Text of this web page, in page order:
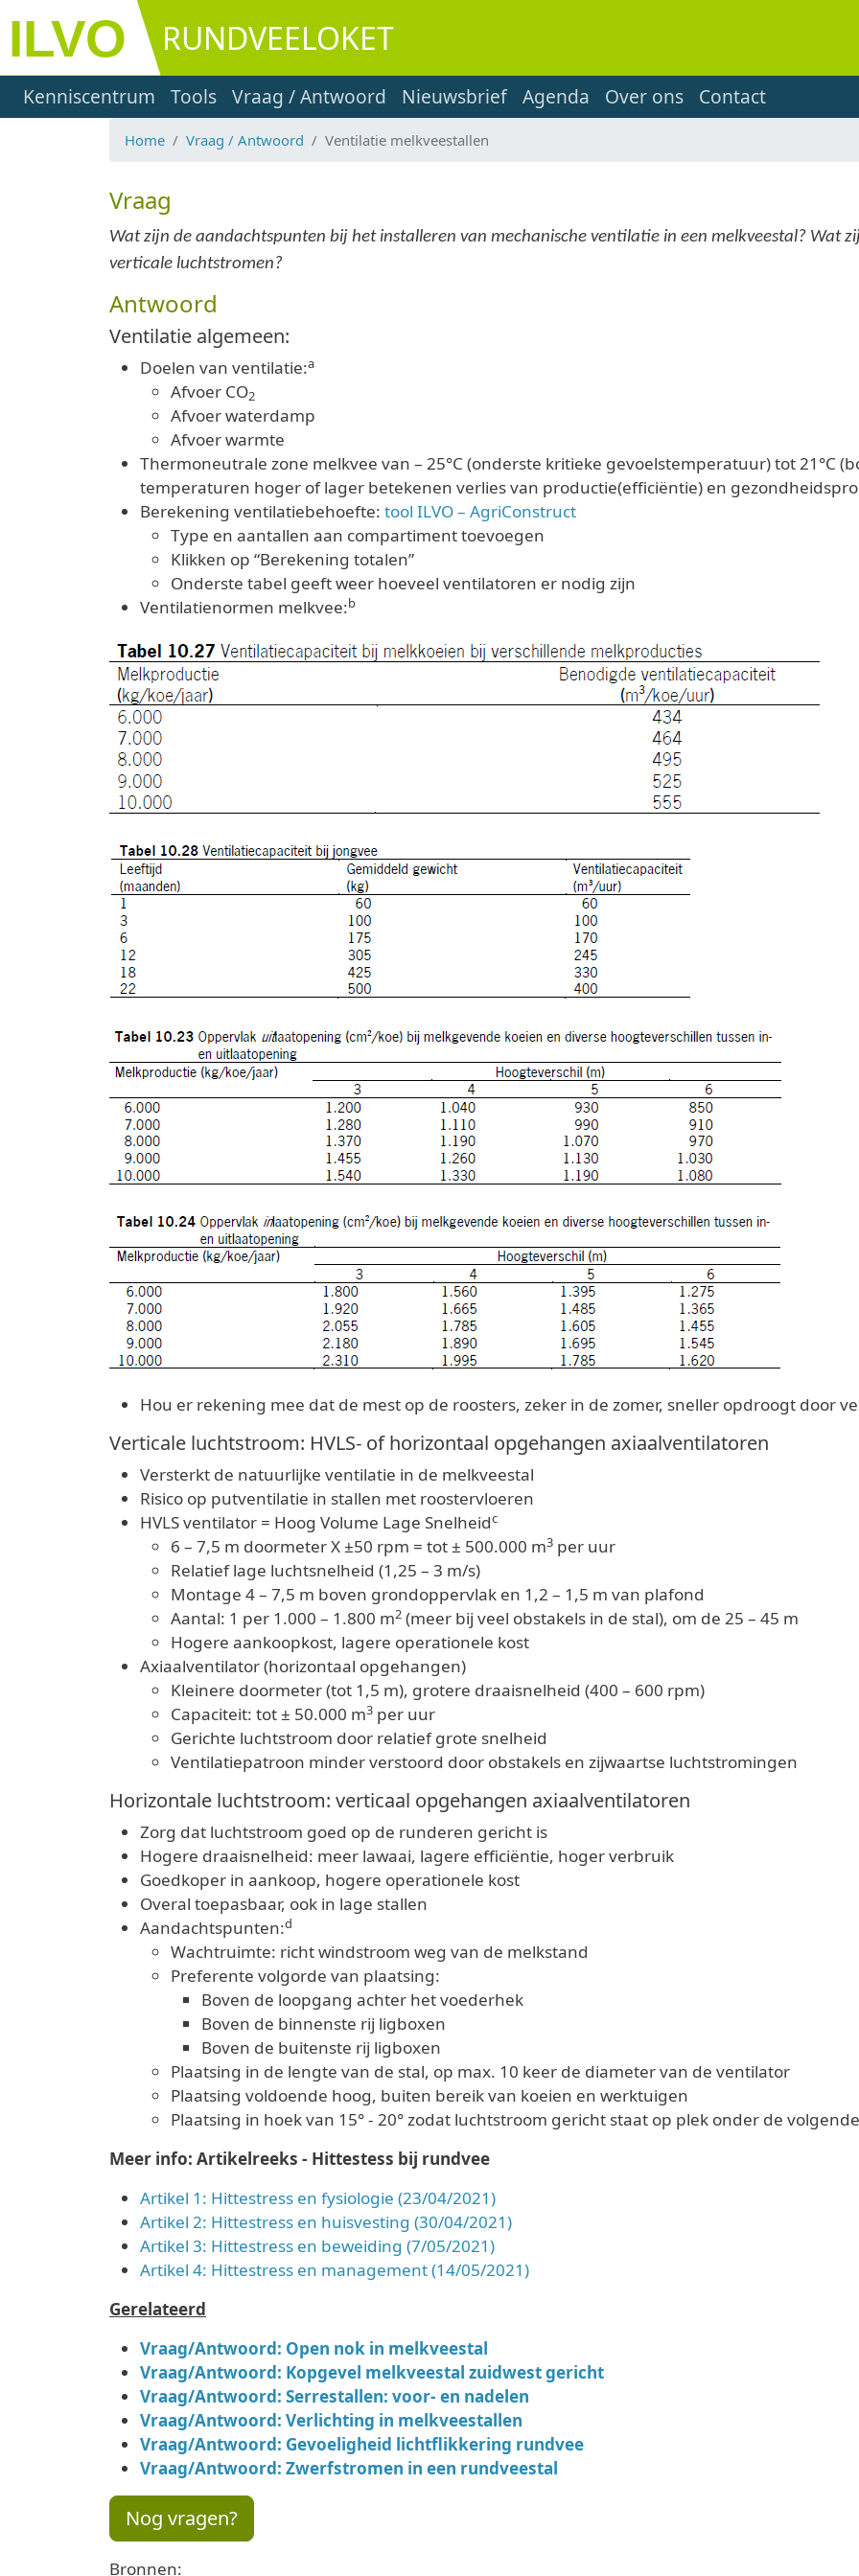
Overslaan en naar de inhoud gaan
RUNDVEELOKET
Main navigation
Kenniscentrum Tools Vraag / Antwoord Nieuwsbrief Agenda Over ons Contact
Home Vraag / Antwoord Ventilatie melkveestallen
Vraag
Wat zijn de aandachtspunten bij het installeren van mechanische ventilatie in een melkveestal? Wat
verticale luchtstromen?
Antwoord
Ventilatie algemeen:
Doelen van ventilatie:a
Afvoer CO2
Afvoer waterdamp
Afvoer warmte
Thermoneutrale zone melkvee van – 25°C (onderste kritieke gevoelstemperatuur) tot 21°C
temperaturen hoger of lager betekenen verlies van productie(efficiëntie) en
Berekening ventilatiebehoefte: tool ILVO – AgriConstruct
Type en aantallen aan compartiment toevoegen
Klikken op “Berekening totalen”
Onderste tabel geeft weer hoeveel ventilatoren er nodig zijn
Ventilatienormen melkvee:b
Hou er rekening mee dat de mest op de roosters, zeker in de zomer, sneller opdroogt door
Verticale luchtstroom: HVLS- of horizontaal opgehangen axiaalventilatoren
Versterkt de natuurlijke ventilatie in de melkveestal
Risico op putventilatie in stallen met roostervloeren
HVLS ventilator = Hoog Volume Lage Snelheidc
6 – 7,5 m doormeter X ±50 rpm = tot ± 500.000 m3 per uur
Relatief lage luchtsnelheid (1,25 – 3 m/s)
Montage 4 – 7,5 m boven grondoppervlak en 1,2 – 1,5 m van plafond
Aantal: 1 per 1.000 – 1.800 m2 (meer bij veel obstakels in de stal), om de 25 – 45 m
Hogere aankoopkost, lagere operationele kost
Axiaalventilator (horizontaal opgehangen)
Kleinere doormeter (tot 1,5 m), grotere draaisnelheid (400 – 600 rpm)
Capaciteit: tot ± 50.000 m3 per uur
Gerichte luchtstroom door relatief grote snelheid
Ventilatiepatroon minder verstoord door obstakels en zijwaartse luchtstromingen
Horizontale luchtstroom: verticaal opgehangen axiaalventilatoren
Zorg dat luchtstroom goed op de runderen gericht is
Hogere draaisnelheid: meer lawaai, lagere efficiëntie, hoger verbruik
Goedkoper in aankoop, hogere operationele kost
Overal toepasbaar, ook in lage stallen
Aandachtspunten:d
Wachtruimte: richt windstroom weg van de melkstand
Preferente volgorde van plaatsing:
Boven de loopgang achter het voederhek
Boven de binnenste rij ligboxen
Boven de buitenste rij ligboxen
Plaatsing in de lengte van de stal, op max. 10 keer de diameter van de ventilator
Plaatsing voldoende hoog, buiten bereik van koeien en werktuigen
Plaatsing in hoek van 15° - 20° zodat luchtstroom gericht staat op plek onder de
Meer info: Artikelreeks - Hittestess bij rundvee
Artikel 1: Hittestress en fysiologie (23/04/2021)
Artikel 2: Hittestress en huisvesting (30/04/2021)
Artikel 3: Hittestress en beweiding (7/05/2021)
Artikel 4: Hittestress en management (14/05/2021)
Gerelateerd
Vraag/Antwoord: Open nok in melkveestal
Vraag/Antwoord: Kopgevel melkveestal zuidwest gericht
Vraag/Antwoord: Serrestallen: voor- en nadelen
Vraag/Antwoord: Verlichting in melkveestallen
Vraag/Antwoord: Gevoeligheid lichtflikkering rundvee
Vraag/Antwoord: Zwerfstromen in een rundveestal
Nog vragen?
Bronnen: